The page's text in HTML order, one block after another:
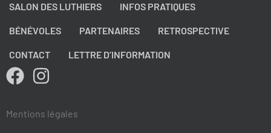
SALON DES LUTHIERS INFOS PRATIQUES
BÉNÉVOLES PARTENAIRES RETROSPECTIVE
CONTACT LETTRE D’INFORMATION
Mentions légales